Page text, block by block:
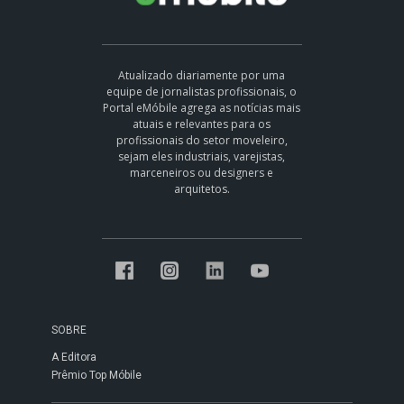
Atualizado diariamente por uma
equipe de jornalistas profissionais, o
Portal eMóbile agrega as notícias mais
atuais e relevantes para os
profissionais do setor moveleiro,
sejam eles industriais, varejistas,
marceneiros ou designers e
arquitetos.
SOBRE
A Editora
Prêmio Top Móbile